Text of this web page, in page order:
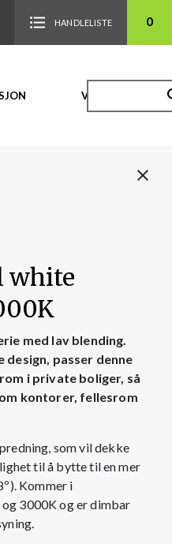
HANDLELISTE 0
VIDEO
white
med lav blending.
passer denne
i private boliger, så
kontorer, fellesrom
som vil dekke
til å bytte til en mer
Kommer i
3000K og er dimbar